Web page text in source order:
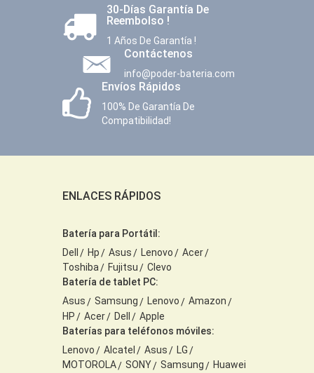
30-Días Garantía De
Reembolso !
1 Años De Garantía !
Contáctenos
info@poder-bateria.com
Envíos Rápidos
100% De Garantía De
Compatibilidad!
ENLACES RÁPIDOS
Batería para Portátil:
Dell
Hp Asus Lenovo
Acer
Toshiba
Fujitsu
Clevo
Batería de tablet PC:
Asus
Samsung Lenovo
Amazon
HP
Acer Dell
Apple
Baterías para teléfonos móviles:
Lenovo
Alcatel Asus
LG
MOTOROLA
SONY Samsung
Huawei